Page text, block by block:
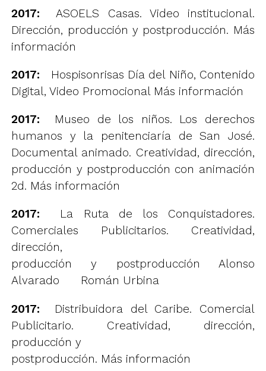
2017:
ASOELS Casas. Video institucional.
Dirección, producción y postproducción. Más
información
2017: Hospisonrisas Día del Niño, Contenido
Digital, Video Promocional Más información
2017:
Museo de los niños. Los derechos
humanos y la penitenciaría de San José.
Documental animado. Creatividad, dirección,
producción y postproducción con animación
2d. Más información
2017: La Ruta de los Conquistadores.
Comerciales Publicitarios. Creatividad,
dirección,
producción y postproducción Alonso
Alvarado
Román Urbina
2017: Distribuidora del Caribe. Comercial
Publicitario. Creatividad, dirección,
producción y
postproducción. Más información